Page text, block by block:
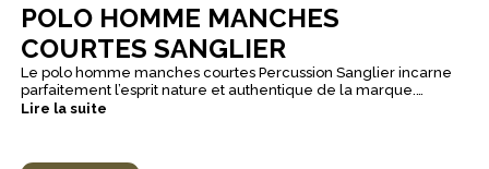
POLO HOMME MANCHES
COURTES SANGLIER
Le polo homme manches courtes Percussion Sanglier incarne
parfaitement l’esprit nature et authentique de la marque.
Confortable, respirant et stylé, il affiche fièrement un motif brodé
indispensable du vestiaire du chasseur, à la ville comme à la
Lire la suite